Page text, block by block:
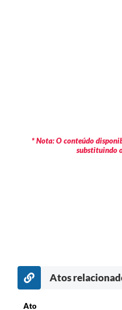
* Nota: O conteúdo
substituindo
Atos
Ato